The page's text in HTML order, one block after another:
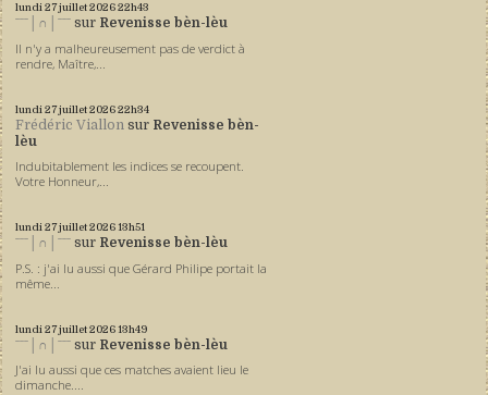
lundi 27juillet 202622h43
ˉˉˉ│∩│ˉˉˉ sur Revenisse bèn-lèu
Il n'y a malheureusement pas de verdict à
rendre, Maître,...
lundi 27juillet 202622h34
Frédéric Viallon sur Revenisse bèn-
lèu
Indubitablement les indices se recoupent.
Votre Honneur,...
lundi 27juillet 202613h51
ˉˉˉ│∩│ˉˉˉ sur Revenisse bèn-lèu
P.S. : j'ai lu aussi que Gérard Philipe portait la
même...
lundi 27juillet 202613h49
ˉˉˉ│∩│ˉˉˉ sur Revenisse bèn-lèu
J'ai lu aussi que ces matches avaient lieu le
dimanche....